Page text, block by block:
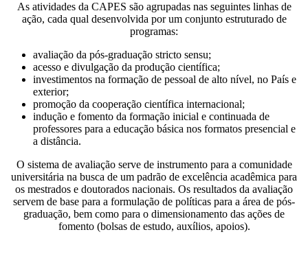
As atividades da CAPES são agrupadas nas seguintes linhas de
ação, cada qual desenvolvida por um conjunto estruturado de
programas:
avaliação da pós-graduação stricto sensu;
acesso e divulgação da produção científica;
investimentos na formação de pessoal de alto nível, no País e
exterior;
promoção da cooperação científica internacional;
indução e fomento da formação inicial e continuada de
professores para a educação básica nos formatos presencial e
a distância.
O sistema de avaliação serve de instrumento para a comunidade
universitária na busca de um padrão de excelência acadêmica para
os mestrados e doutorados nacionais. Os resultados da avaliação
servem de base para a formulação de políticas para a área de pós-
graduação, bem como para o dimensionamento das ações de
fomento (bolsas de estudo, auxílios, apoios).